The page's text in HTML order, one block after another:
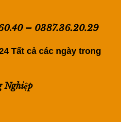
– 0387.36.20.29
Tất cả các ngày trong
Nghiệp